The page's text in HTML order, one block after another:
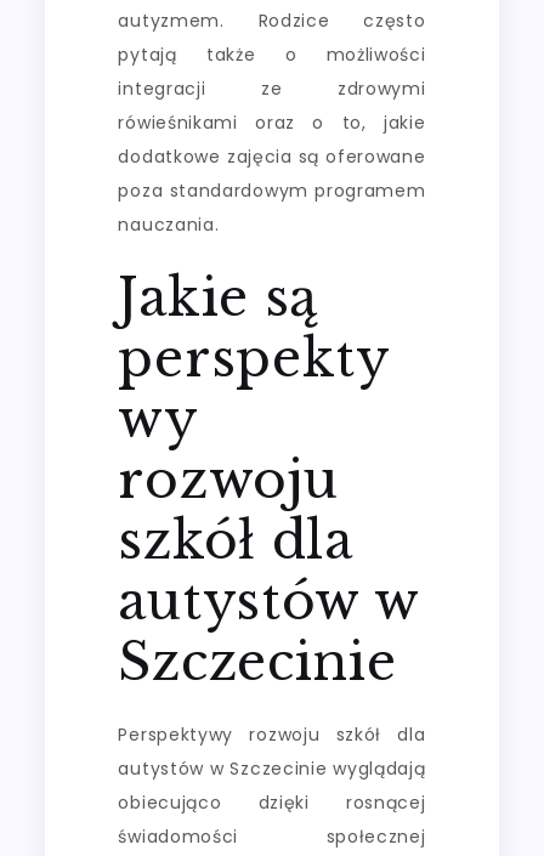
autyzmem. Rodzice często
pytają także o możliwości
integracji ze zdrowymi
rówieśnikami oraz o to, jakie
dodatkowe zajęcia są oferowane
poza standardowym programem
nauczania.
Jakie są
perspekty
wy
rozwoju
szkół dla
autystów w
Szczecinie
Perspektywy rozwoju szkół dla
autystów w Szczecinie wyglądają
obiecująco dzięki rosnącej
świadomości społecznej